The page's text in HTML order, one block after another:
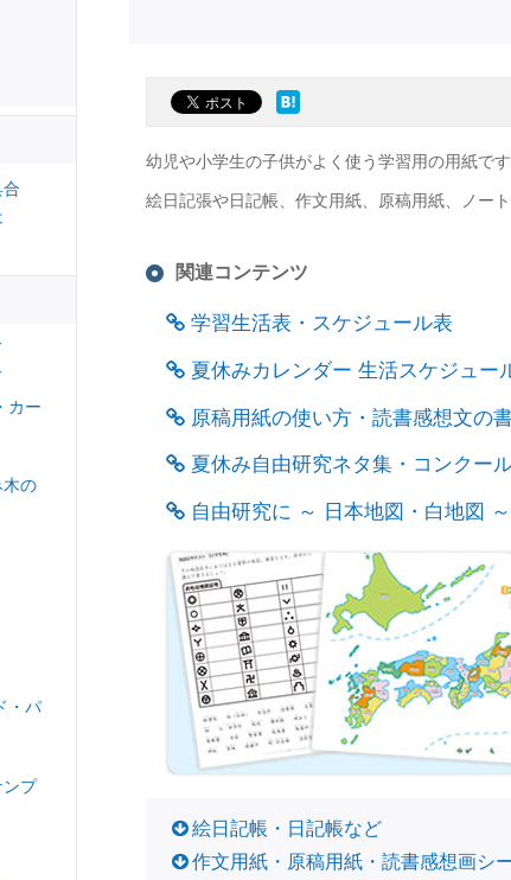
幼児や小学生の子供がよく使う学習用の用紙です
絵日記張や日記帳、作文用紙、原稿用紙、ノー
関連コンテンツ
学習生活表・スケジュール表
夏休みカレンダー 生活スケジュー
原稿用紙の使い方・読書感想文の
夏休み自由研究ネタ集・コンクー
自由研究に ～ 日本地図・白地図
絵日記帳・日記帳など
作文用紙・原稿用紙・読書感想画シ
カー
木の
・パ
ンプ